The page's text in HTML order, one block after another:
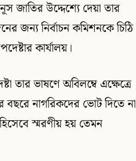
জাতির উদ্দেশ্যে দেয়া তার
জন্য নির্বাচন কমিশনকে চিঠি
কার্যালয়।
তার ভাষণে অবিলম্বে এক্ষেত্রে
নাগরিকদের ভোট দিতে না
স্মরণীয় হয় তেমন